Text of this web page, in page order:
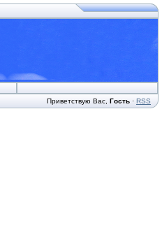
Приветствую Вас Гость · RSS